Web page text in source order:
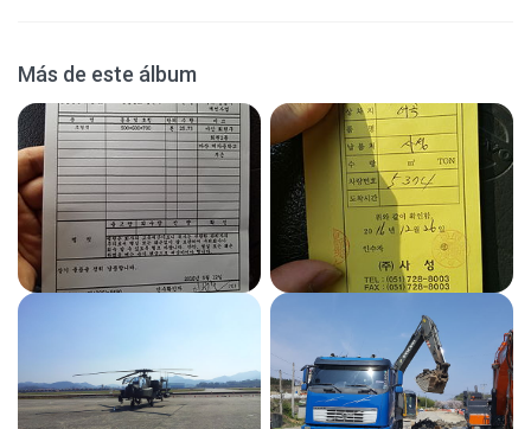
Más de este álbum